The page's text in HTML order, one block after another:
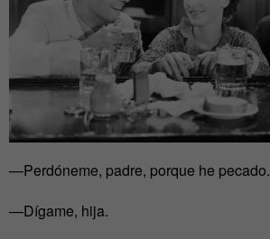
—Perdóneme, padre, porque he pecado.
—Dígame, hija.